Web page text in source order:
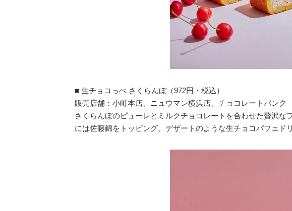
■ 生チョコっぺ さくらんぼ（972円・税込）
販売店舗：小町本店、ニュウマン横浜店、チョコレートバンク
さくらんぼのピューレとミルクチョコレートを合わせた贅沢な
には佐藤錦をトッピング。デザートのような生チョコパフェド